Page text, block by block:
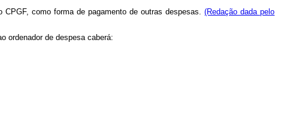
CPGF, como forma de pagamento de outras despesas.(Redação dada pelo
ordenador de despesa caberá: